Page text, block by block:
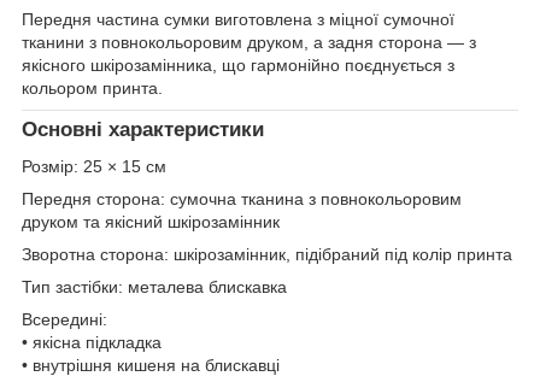
Передня частина сумки виготовлена з міцної сумочної
тканини з повнокольоровим друком, а задня сторона — з
якісного шкірозамінника, що гармонійно поєднується з
кольором принта.
Основні характеристики
Розмір: 25 × 15 см
Передня сторона: сумочна тканина з повнокольоровим
друком та якісний шкірозамінник
Зворотна сторона: шкірозамінник, підібраний під колір принта
Тип застібки: металева блискавка
Всередині:
• якісна підкладка
• внутрішня кишеня на блискавці